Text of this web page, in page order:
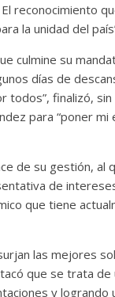
reconocimiento
la unidad del
culmine su
días de
todos”, finalizó,
para “poner mi
de su gestión, al
de
que tiene
las mejores
que se trata de
y logrando